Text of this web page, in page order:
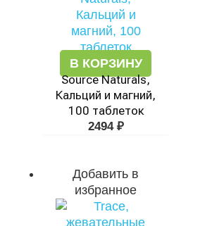
В КОРЗИНУ
Source Naturals,
Кальций и магний,
100 таблеток
2494 ₽
Добавить в
избранное